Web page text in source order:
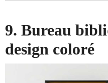
9. Bureau
design coloré